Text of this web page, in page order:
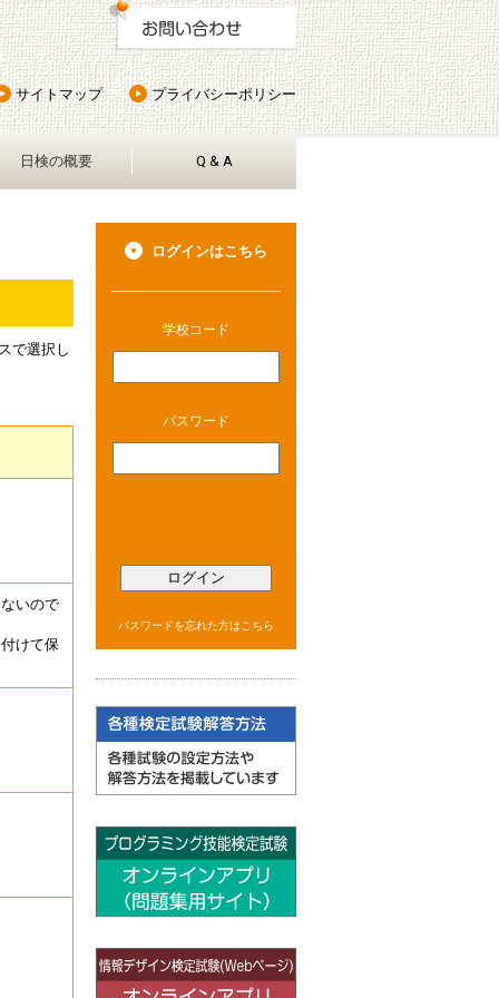
で選択し
いので
けて保
ログインはこちら
学校コード
パスワード
ログイン
パスワードを忘れた方はこちら
サイトマップ プライバシーポリシー
日検の概要 Q & A